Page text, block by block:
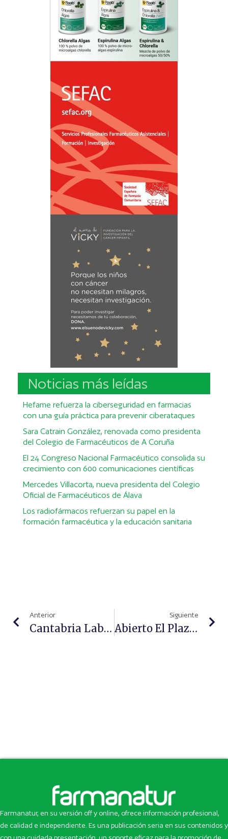
Noticias más leídas
Hefame refuerza la ciberseguridad en farmacias
con una guía práctica para prevenir ciberataques
Sara Catrain González, renovada como presidenta
del Colegio de Farmacéuticos de A Coruña
El 24 Congreso Nacional Farmacéutico consolida su
crecimiento con 600 comunicaciones científicas
Mercedes Villacorta, nueva presidenta del Colegio
Oficial de Farmacéuticos de Álava
Los radiofármacos refuerzan su papel en la
formación farmacéutica y la educación sanitaria
Anterior
Cantabria Labs Cerró 2021 Con Un Incremento Del 24% En Ventas Netas
Siguiente
Abierto El Plazo De Presentación De Candidaturas Para La I Edición De Los Premios Únnicos Convocados Por Unnefar
Farmanatur, en su versión off y online, ofrece información profesional,
de calidad e independiente. Es una publicación seria en sus contenidos y